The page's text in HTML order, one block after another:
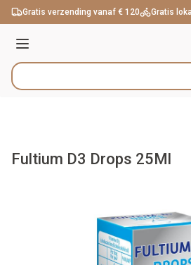
Ga naar de inhoud
Gratis verzending vanaf € 120 Gratis
Menu
Product, merk, categorie...
Fultium D3 Drops 25Ml